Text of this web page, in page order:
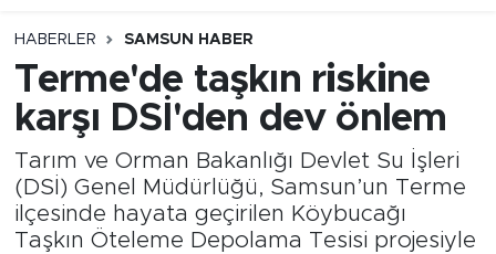
HABERLER SAMSUN HABER
Terme'de taşkın riskine
karşı DSİ'den dev önlem
Tarım ve Orman Bakanlığı Devlet Su İşleri
(DSİ) Genel Müdürlüğü, Samsun’un Terme
ilçesinde hayata geçirilen Köybucağı
Taşkın Öteleme Depolama Tesisi projesiyle
Süper Lig Puan Durumu ve Fikstür
Tüm Manşetler
Son Dakika Haberleri